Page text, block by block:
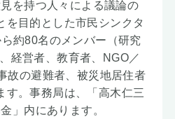
を持つ人々による議論の
を目的とした市民シンクタ
約80名のメンバー（研究
経営者、教育者、NGO／
故の避難者、被災地居住者
す。事務局は、「高木仁三
」内にあります。